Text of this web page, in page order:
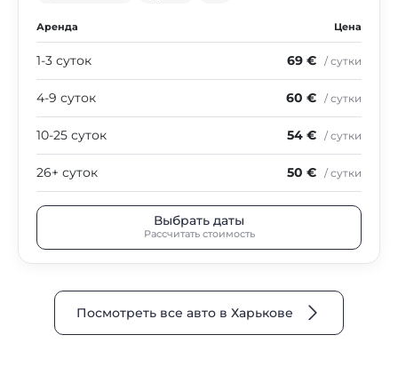
Аренда Цена
1-3 суток 69 € / сутки
4-9 суток 60 € / сутки
10-25 суток 54 € / сутки
26+ суток 50 € / сутки
Выбрать даты
Рассчитать стоимость
Посмотреть все авто в Харькове